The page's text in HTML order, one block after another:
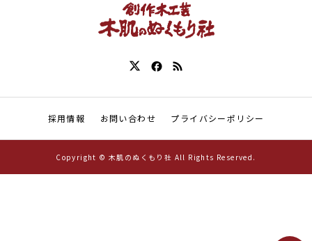
採用情報 お問い合わせ プライバシーポリシー
Copyright © 木肌のぬくもり社 All Rights Reserved.